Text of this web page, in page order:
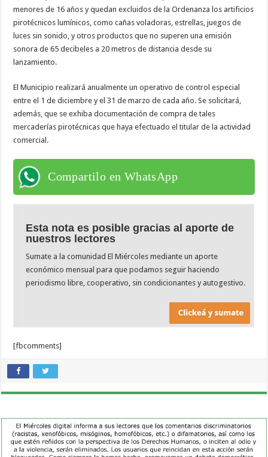
menores de 16 años y quedan excluidos de la Ordenanza los artificios
pirotécnicos lumínicos, como cañas voladoras, estrellas, juegos de
luces sin sonido, y otros productos que no superen una emisión
sonora de 65 decibeles a 20 metros de distancia desde su
lanzamiento.
El Municipio realizará anualmente un operativo de control especial
entre el 1 de diciembre y el 31 de marzo de cada año. Se solicitará,
además, que se exhiba documentación de compra de tales
mercaderías pirotécnicas que haya efectuado el titular de la actividad
comercial.
Compartilo en WhatsApp
Esta nota es posible gracias al aporte de
nuestros lectores
Sumate a la comunidad El Miércoles mediante un aporte
económico mensual para que podamos seguir haciendo
periodismo libre, cooperativo, sin condicionantes y autogestivo.
[fbcomments]